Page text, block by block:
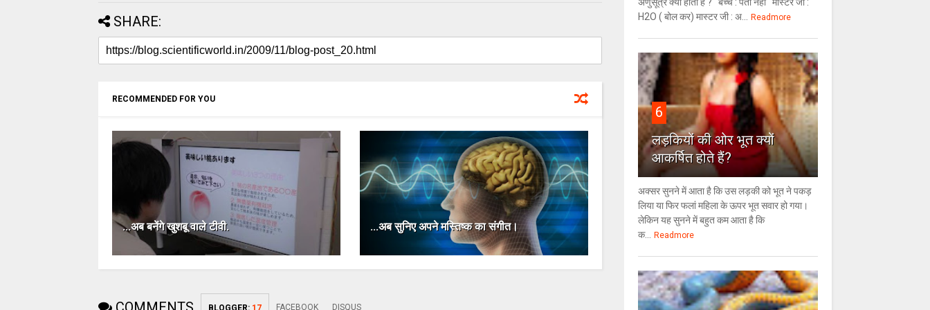
SHARE:
RECOMMENDED FOR YOU
...अब बनेंगे खुशबू वाले टीवी. ...अब सुनिए अपने मस्तिष्‍क का संगीत।
BLOGGER: 17 FACEBOOK DISQUS
H2O ( बोल कर) मास्टर जी : अ...
Readmore
6
लड़कियों की ओर भूत क्‍यों
आकर्षित होते हैं?
अक्सर सुनने में आता है कि उस लड़की को भूत ने पकड़
लिया या फिर फलां महिला के ऊपर भूत सवार हो गया।
लेकिन यह सुनने में बहुत कम आता है कि
क...
Readmore